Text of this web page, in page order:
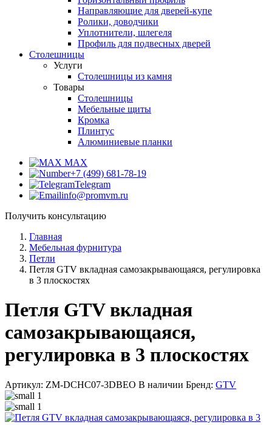
Направляющие для дверей-купе
Ролики, доводчики
Уплотнители, шлегеля
Профиль для подвесных дверей
Столешницы
Услуги
Столешницы из камня
Товары
Столешницы
Мебельные щиты
Кромка
Плинтус
Алюминиевые планки
MAX
+7 (499) 681-78-19
Telegram
info@promvm.ru
Получить консультацию
Главная
Мебельная фурнитура
Петли
Петля GTV вкладная самозакрывающаяся, регулировка
в 3 плоскостях
Петля GTV вкладная
самозакрывающаяся,
регулировка в 3 плоскостях
Артикул: ZM-DCHC07-3DBEO В наличии Бренд: GTV